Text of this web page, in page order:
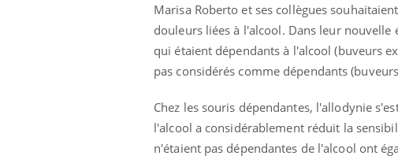
Marisa Roberto et ses collègues
douleurs liées à l'alcool. Dans leur
qui étaient dépendants à l'alcool (buveurs
pas considérés comme dépendants
Chez les souris dépendantes, l'allodynie
l'alcool a considérablement réduit la
n'étaient pas dépendantes de l'alcool ont
Il y a des sujets qui sont faciles à aborder...
d'autres non ! D'un côté, poser des
questions sur la maladie d'un proche c'est
Fatigue,
même
carence
...